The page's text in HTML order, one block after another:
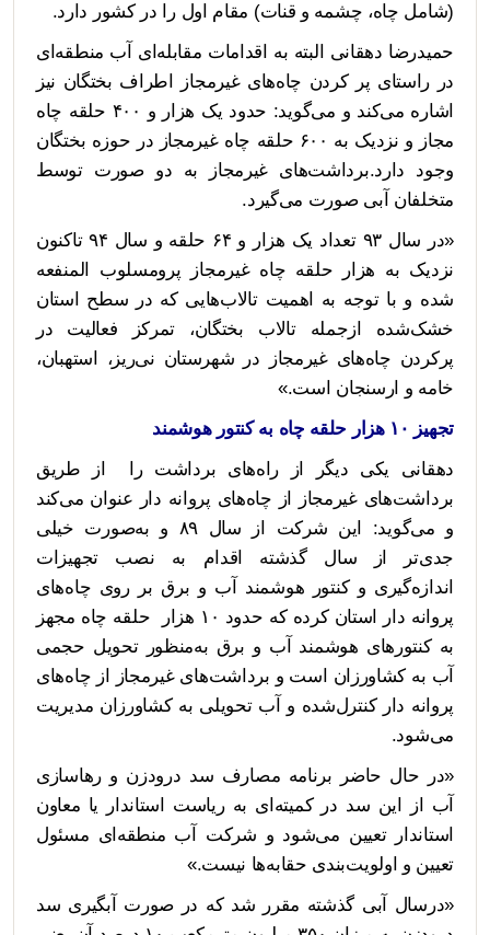
(شامل چاه، چشمه و قنات) مقام اول را در کشور دارد.
حمیدرضا دهقانی البته به اقدامات مقابله‌ای آب منطقه‌ای
در راستای پر کردن چاه‌های غیرمجاز اطراف بختگان نیز
اشاره می‌کند و می‌گوید: حدود یک هزار و ۴۰۰ حلقه چاه
مجاز و نزدیک به ۶۰۰ حلقه چاه غیرمجاز در حوزه بختگان
وجود دارد.برداشت‌های غیرمجاز به دو صورت توسط
متخلفان آبی صورت می‌گیرد.
«در سال ۹۳ تعداد یک هزار و ۶۴ حلقه و سال ۹۴ تاکنون
نزدیک به هزار حلقه چاه غیرمجاز پرومسلوب المنفعه
شده و با توجه به اهمیت تالاب‌هایی که در سطح استان
خشک‌شده ازجمله تالاب بختگان، تمرکز فعالیت در
پرکردن چاه‌های غیرمجاز در شهرستان نی‌ریز، استهبان،
خامه و ارسنجان است.»
تجهیز ۱۰ هزار حلقه چاه به کنتور هوشمند
دهقانی یکی دیگر از راه‌های برداشت را از طریق
برداشت‌های غیرمجاز از چاه‌های پروانه دار عنوان می‌کند
و می‌گوید: این شرکت از سال ۸۹ و به‌صورت خیلی
جدی‌تر از سال گذشته اقدام به نصب تجهیزات
اندازه‌گیری و کنتور هوشمند آب و برق بر روی چاه‌های
پروانه دار استان کرده که حدود ۱۰ هزار حلقه چاه مجهز
به کنتورهای هوشمند آب و برق به‌منظور تحویل حجمی
آب به کشاورزان است و برداشت‌های غیرمجاز از چاه‌های
پروانه دار کنترل‌شده و آب تحویلی به کشاورزان مدیریت
می‌شود.
«در حال حاضر برنامه مصارف سد درودزن و رهاسازی
آب از این سد در کمیته‌ای به ریاست استاندار یا معاون
استاندار تعیین می‌شود و شرکت آب منطقه‌ای مسئول
تعیین و اولویت‌بندی حقابه‌ها نیست.»
«درسال آبی گذشته مقرر شد که در صورت آبگیری سد